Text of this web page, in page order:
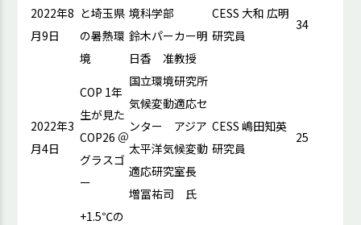
2022年8
月9日
と埼玉県
の暑熱環
境
境科学部
鈴木パーカー明
日香 准教授
CESS 大和 広明
研究員
34
2022年3
月4日
COP 1年
生が見た
COP26 ＠
グラスゴ
ー
国立環境研究所
気候変動適応セ
ンター アジア
太平洋気候変動
適応研究室長
増冨祐司 氏
CESS 嶋田知英
研究員
25
+1.5℃の